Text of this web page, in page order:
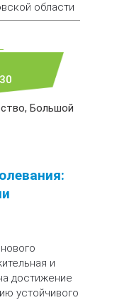
области
Большой
и
достижение
устойчивого